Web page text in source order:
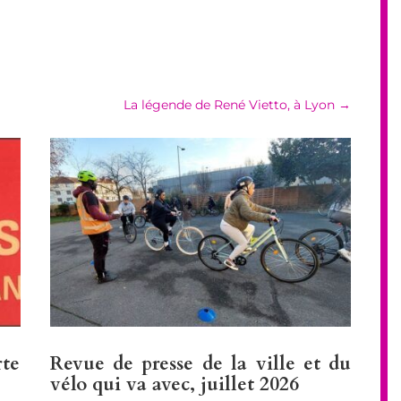
La légende de René Vietto, à Lyon →
Revue de presse de la ville et du
vélo qui va avec, juillet 2026